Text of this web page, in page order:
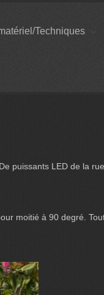
Techniques
puissants LED de la
moitié à 90 degré.